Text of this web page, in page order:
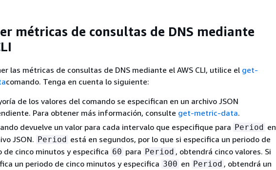
métricas de consultas de DNS mediante
las métricas de consultas de DNS mediante el AWS CLI, utilice el get-
comando. Tenga en cuenta lo siguiente:
de los valores del comando se especifican en un archivo JSON
Para obtener más información, consulte get-metric-data.
devuelve un valor para cada intervalo que especifique para Period en
JSON. Period está en segundos, por lo que si especifica un periodo de
de cinco minutos y especifica 60 para Period , obtendrá cinco valores. Si
un periodo de cinco minutos y especifica 300 en Period , obtendrá un